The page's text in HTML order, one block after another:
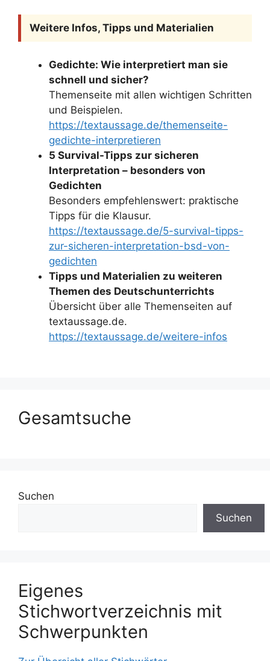
Weitere Infos, Tipps und Materialien
Gedichte: Wie interpretiert man sie
schnell und sicher?
Themenseite mit allen wichtigen Schritten
und Beispielen.
https://textaussage.de/themenseite-
gedichte-interpretieren
5 Survival-Tipps zur sicheren
Interpretation – besonders von
Gedichten
Besonders empfehlenswert: praktische
Tipps für die Klausur.
https://textaussage.de/5-survival-tipps-
zur-sicheren-interpretation-bsd-von-
gedichten
Tipps und Materialien zu weiteren
Themen des Deutschunterrichts
Übersicht über alle Themenseiten auf
textaussage.de.
https://textaussage.de/weitere-infos
Gesamtsuche
Suchen
Suchen
Eigenes
Stichwortverzeichnis mit
Schwerpunkten